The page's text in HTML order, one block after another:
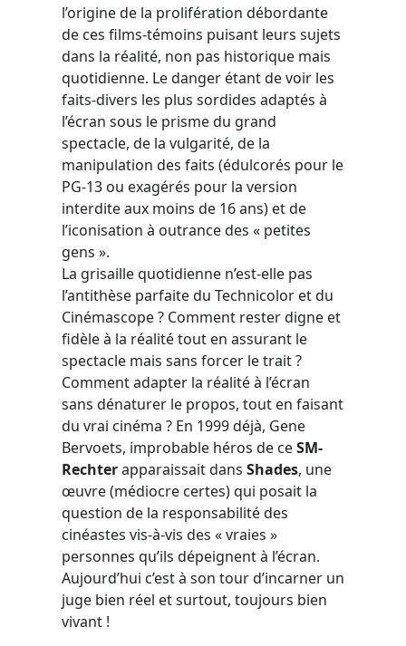
l’origine de la prolifération débordante
de ces films-témoins puisant leurs sujets
dans la réalité, non pas historique mais
quotidienne. Le danger étant de voir les
faits-divers les plus sordides adaptés à
l’écran sous le prisme du grand
spectacle, de la vulgarité, de la
manipulation des faits (édulcorés pour le
PG-13 ou exagérés pour la version
interdite aux moins de 16 ans) et de
l’iconisation à outrance des « petites
gens ».
La grisaille quotidienne n’est-elle pas
l’antithèse parfaite du Technicolor et du
Cinémascope ? Comment rester digne et
fidèle à la réalité tout en assurant le
spectacle mais sans forcer le trait ?
Comment adapter la réalité à l’écran
sans dénaturer le propos, tout en faisant
du vrai cinéma ? En 1999 déjà, Gene
Bervoets, improbable héros de ceSM-
Rechterapparaissait dans Shades, une
œuvre (médiocre certes) qui posait la
question de la responsabilité des
cinéastes vis-à-vis des « vraies »
personnes qu’ils dépeignent à l’écran.
Aujourd’hui c’est à son tour d’incarner un
juge bien réel et surtout, toujours bien
vivant !